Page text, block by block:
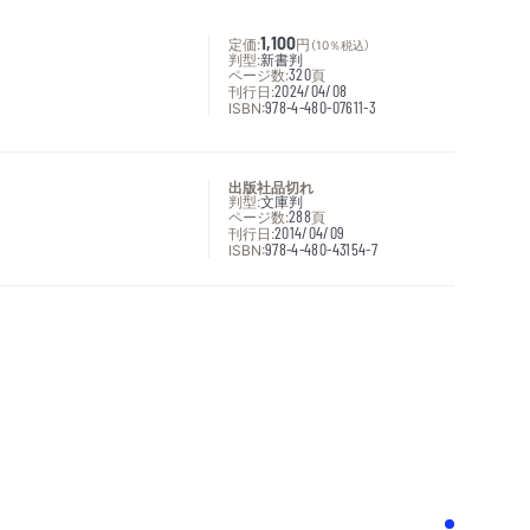
定価:1,100円 （10％税込）
判型:新書判
ページ数:320頁
刊行日:2024/04/08
ISBN:978-4-480-07611-3
出版社品切れ
判型:文庫判
ページ数:288頁
刊行日:2014/04/09
ISBN:978-4-480-43154-7